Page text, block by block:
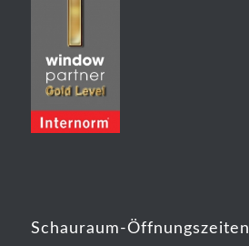
Schauraum-Öffnungszeiten